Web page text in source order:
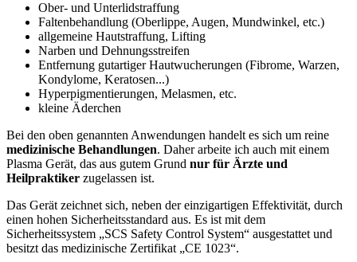
Ober- und Unterlidstraffung
Faltenbehandlung (Oberlippe, Augen, Mundwinkel, etc.)
allgemeine Hautstraffung, Lifting
Narben und Dehnungsstreifen
Entfernung gutartiger Hautwucherungen (Fibrome, Warzen,
Kondylome, Keratosen...)
Hyperpigmentierungen, Melasmen, etc.
kleine Äderchen
Bei den oben genannten Anwendungen handelt es sich um reine
medizinische Behandlungen. Daher arbeite ich auch mit einem
Plasma Gerät, das aus gutem Grund nur für Ärzte und
Heilpraktiker zugelassen ist.
Das Gerät zeichnet sich, neben der einzigartigen Effektivität, durch
einen hohen Sicherheitsstandard aus. Es ist mit dem
Sicherheitssystem „SCS Safety Control System“ ausgestattet und
besitzt das medizinische Zertifikat „CE 1023“.